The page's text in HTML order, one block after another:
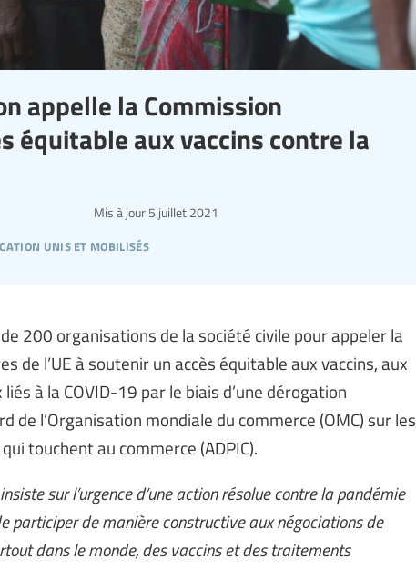
appelle la Commission
équitable aux vaccins contre la
unis et mobilisés
Mis à jour 5 juillet 2021
200 organisations de la société civile pour appeler la
de l’UE à soutenir un accès équitable aux vaccins, aux
à la COVID-19 par le biais d’une dérogation
de l’Organisation mondiale du commerce (OMC) sur les
touchent au commerce (ADPIC).
sur l’urgence d’une action résolue contre la pandémie
participer de manière constructive aux négociations de
dans le monde, des vaccins et des traitements